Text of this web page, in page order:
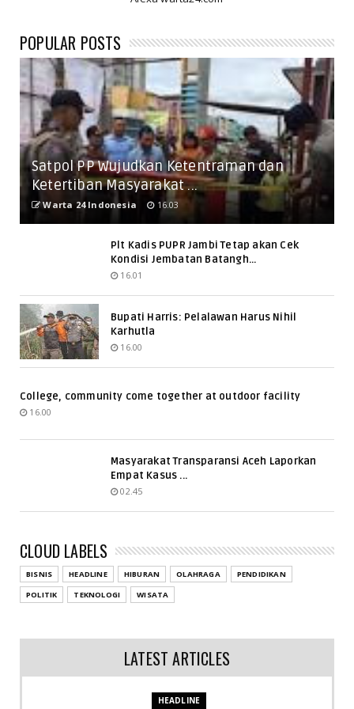
POPULAR POSTS
Satpol PP Wujudkan Ketentraman dan
Ketertiban Masyarakat ...
Warta 24 Indonesia 16.03
Plt Kadis PUPR Jambi Tetap akan Cek
Kondisi Jembatan Batangh...
16.01
Bupati Harris: Pelalawan Harus Nihil
Karhutla
16.00
College, community come together at outdoor facility
16.00
Masyarakat Transparansi Aceh Laporkan
Empat Kasus ...
02.45
CLOUD LABELS
BISNIS HEADLINE HIBURAN OLAHRAGA
PENDIDIKAN
POLITIK
TEKNOLOGI WISATA
LATEST ARTICLES
HEADLINE